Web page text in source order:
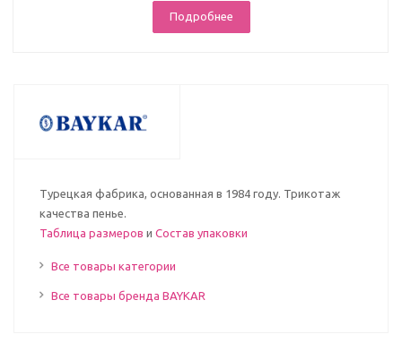
Подробнее
Турецкая фабрика, основанная в 1984 году. Трикотаж
качества пенье.
Таблица размеров и Состав упаковки
Все товары категории
Все товары бренда BAYKAR